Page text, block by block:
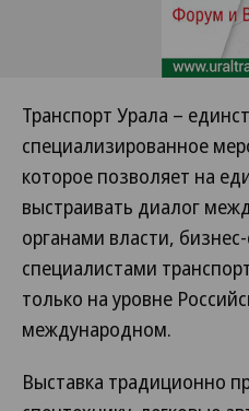
Транспорт Урала –
специализированное
которое позволяет на
выстраивать диалог
органами власти,
специалистами
только на уровне
международном.
Выставка традиционно